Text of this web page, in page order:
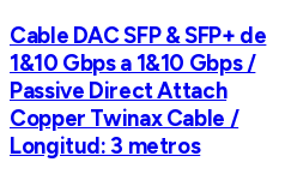
Cable DAC SFP & SFP+ de
1&10 Gbps a 1&10 Gbps /
Passive Direct Attach
Copper Twinax Cable /
Longitud: 3 metros